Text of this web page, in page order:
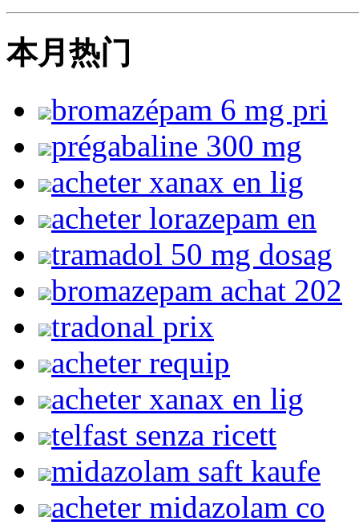
本月热门
bromazépam 6 mg pri
prégabaline 300 mg
acheter xanax en lig
acheter lorazepam en
tramadol 50 mg dosag
bromazepam achat 202
tradonal prix
acheter requip
acheter xanax en lig
telfast senza ricett
midazolam saft kaufe
acheter midazolam co